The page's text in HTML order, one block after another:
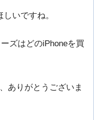
いですね。
ズはどのiPhoneを買
ありがとうございま